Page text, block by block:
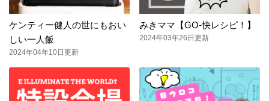
ケンティー健人の世にもおい
しい一人飯
2024年04年10日更新
みきママ【GO-快レシピ！】
2024年03年26日更新